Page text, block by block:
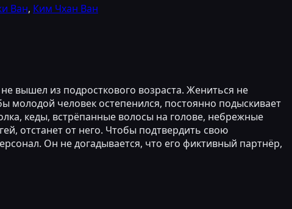
Ван, Ким Чхан Ван
вышел из подросткового возраста. Жениться не
молодой человек остепенился, постоянно подыскивает
кеды, встрёпанные волосы на голове, небрежные
отстанет от него. Чтобы подтвердить свою
Он не догадывается, что его фиктивный партнёр,